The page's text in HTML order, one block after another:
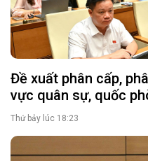
Đề xuất phân cấp,
vực quân sự, quốc
Thứ bảy lúc 18:23